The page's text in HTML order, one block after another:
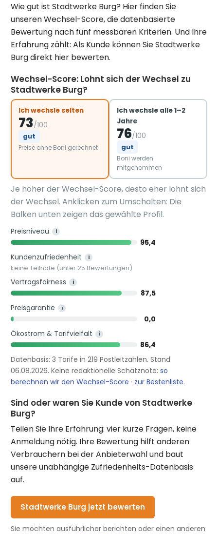
Wie gut ist Stadtwerke Burg? Hier finden Sie
unseren Wechsel-Score, die datenbasierte
Bewertung nach fünf messbaren Kriterien. Und Ihre
Erfahrung zählt: Als Kunde können Sie Stadtwerke
Burg direkt hier bewerten.
Wechsel-Score: Lohnt sich der Wechsel zu
Stadtwerke Burg?
Ich wechsle selten
73/100
gut
Preise ohne Boni gerechnet
Ich wechsle alle 1–2
Jahre
76/100
gut
Boni werden
mitgenommen
Je höher der Wechsel-Score, desto eher lohnt sich
der Wechsel. Anklicken zum Umschalten: Die
Balken unten zeigen das gewählte Profil.
Preisniveau i
95,4
Kundenzufriedenheit
i
keine Teilnote (unter 25 Bewertungen)
Vertragsfairness i
87,5
Preisgarantie
i
0,0
Ökostrom & Tarifvielfalt
i
86,4
Datenbasis: 3 Tarife in 219 Postleitzahlen. Stand
06.08.2026. Keine redaktionelle Schätznote:so
berechnen wir den Wechsel-Score · zur Bestenliste.
Sind oder waren Sie Kunde von Stadtwerke
Burg?
Teilen Sie Ihre Erfahrung: vier kurze Fragen, keine
Anmeldung nötig. Ihre Bewertung hilft anderen
Verbrauchern bei der Anbieterwahl und baut
unsere unabhängige Zufriedenheits-Datenbasis
auf.
Stadtwerke Burg jetzt bewerten
Sie möchten ausführlicher berichten oder einen anderen